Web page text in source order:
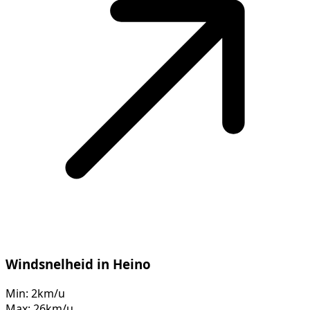
Windsnelheid in Heino
Min: 2km/u